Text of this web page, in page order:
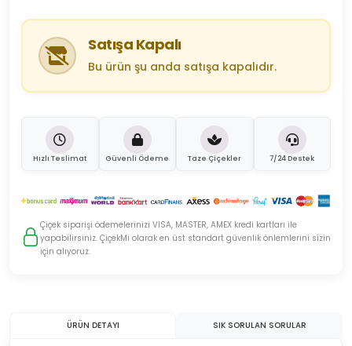
Satışa Kapalı
Bu ürün şu anda satışa kapalıdır.
Hızlı Teslimat Güvenli Ödeme Taze Çiçekler 7/24 Destek
Çiçek siparişi ödemelerinizi VISA, MASTER, AMEX kredi kartları ile
yapabilirsiniz. ÇiçekMi olarak en üst standart güvenlik önlemlerini sizin
için alıyoruz.
ÜRÜN DETAYI SIK SORULAN SORULAR